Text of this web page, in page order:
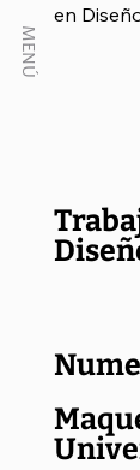
MENÚ
en